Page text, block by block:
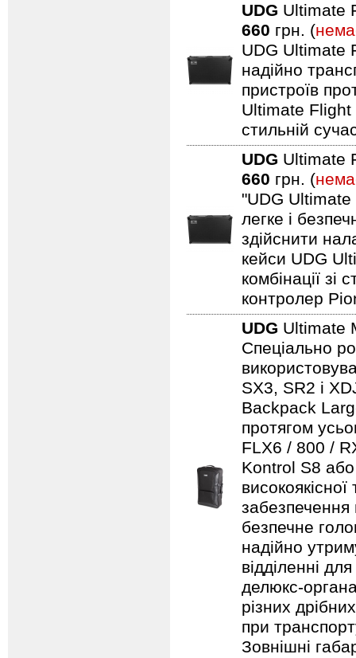
UDG Ultimate
660 грн. (
UDG Ultimate
надійно
пристроїв
Ultimate Flight
стильній
UDG Ultimate
660 грн. (
"UDG
легке і
здійснити
кейси UDG
комбінації
контролер
UDG Ultimate
Спеціально
SX3, SR2 і
Backpack
протягом
FLX6 / 800 /
Kontrol S8 або
забезпечення
безпечне
надійно
відділенні
делюкс-
різних
при
Зовнішні